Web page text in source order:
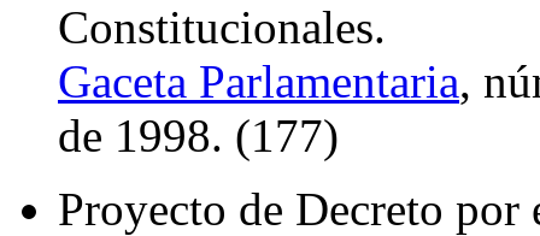
Constitucionales.
Gaceta Parlamentaria,
de 1998. (177)
Proyecto de Decreto